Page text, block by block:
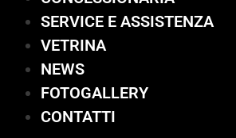
SERVICE E ASSISTENZA
VETRINA
NEWS
FOTOGALLERY
CONTATTI